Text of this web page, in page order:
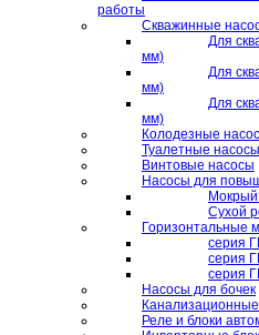
работы
Скважинные
Для
мм)
Для
мм)
Для
мм)
Колодезные
Туалетные
Винтовые насосы
Насосы для
Сухой
Горизонтальные
серия
серия
серия
Насосы для бочек
Реле и блоки